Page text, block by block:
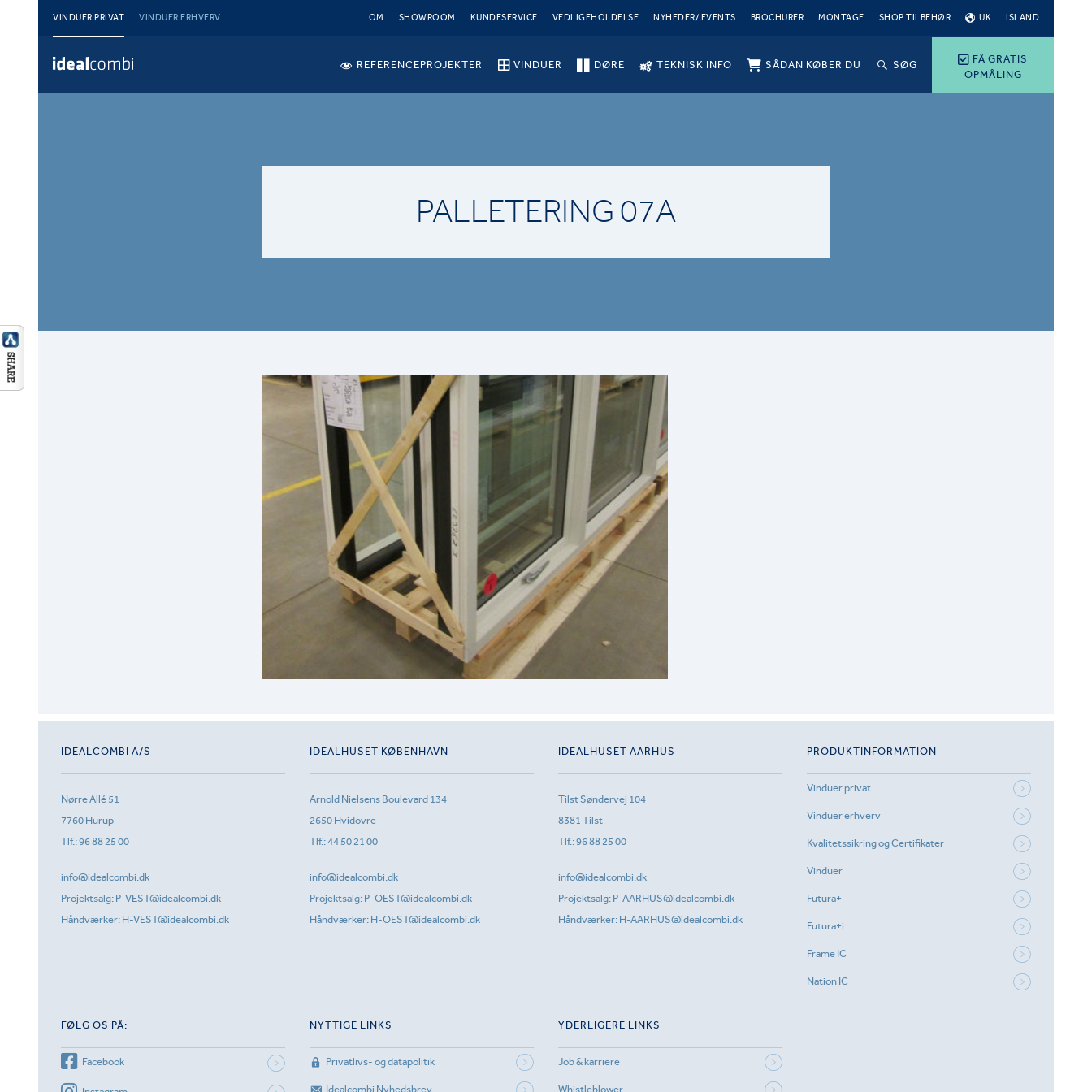
VINDUER PRIVAT VINDUER ERHVERV OM SHOWROOM KUNDESERVICE VEDLIGEHOLDELSE NYHEDER/ EVENTS BROCHURER MONTAGE SHOP TILBEHØR UK ISLAND
FÅ GRATIS
OPMÅLING
REFERENCEPROJEKTER VINDUER DØRE TEKNISK INFO SÅDAN KØBER DU SØG
PALLETERING 07A
IDEALCOMBI A/S
Nørre Allé 51
7760 Hurup
Tlf.:96 88 25 00
info@idealcombi.dk
Projektsalg: P-VEST@idealcombi.dk
Håndværker: H-VEST@idealcombi.dk
IDEALHUSET KØBENHAVN
Arnold Nielsens Boulevard 134
2650 Hvidovre
Tlf.:44 50 21 00
info@idealcombi.dk
Projektsalg: P-OEST@idealcombi.dk
Håndværker: H-OEST@idealcombi.dk
IDEALHUSET AARHUS
Tilst Søndervej 104
8381 Tilst
Tlf.:96 88 25 00
info@idealcombi.dk
Projektsalg: P-AARHUS@idealcombi.dk
Håndværker: H-AARHUS@idealcombi.dk
PRODUKTINFORMATION
Vinduer privat
Vinduer erhverv
Kvalitetssikring og Certifikater
Vinduer
Futura+
Futura+i
Frame IC
Nation IC
FØLG OS PÅ:
Facebook
NYTTIGE LINKS
Privatlivs- og datapolitik
Idealcombi Nyhedsbrev
YDERLIGERE LINKS
Job & karriere
Whistleblower